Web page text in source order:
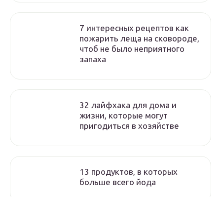
7 интересных рецептов как
пожарить леща на сковороде,
чтоб не было неприятного
запаха
32 лайфхака для дома и
жизни, которые могут
пригодиться в хозяйстве
13 продуктов, в которых
больше всего йода